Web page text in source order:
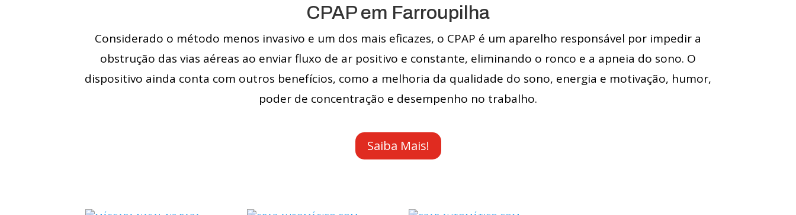
CPAP em Farroupilha
Considerado o método menos invasivo e um dos mais eficazes, o CPAP é um aparelho responsável por impedir a
obstrução das vias aéreas ao enviar fluxo de ar positivo e constante, eliminando o ronco e a apneia do sono. O
dispositivo ainda conta com outros benefícios, como a melhoria da qualidade do sono, energia e motivação, humor,
poder de concentração e desempenho no trabalho.
Saiba Mais!